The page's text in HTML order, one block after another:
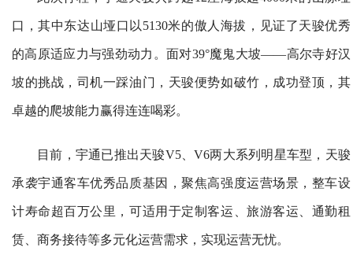
口，其中东达山垭口以5130米的傲人海拔，见证了天骏优秀
的高原适应力与强劲动力。面对39°魔鬼大坡——高尔寺好汉
坡的挑战，司机一踩油门，天骏便势如破竹，成功登顶，其
卓越的爬坡能力赢得连连喝彩。
目前，宇通已推出天骏V5、V6两大系列明星车型，天骏
承袭宇通客车优秀品质基因，聚焦高强度运营场景，整车设
计寿命超百万公里，可适用于定制客运、旅游客运、通勤租
赁、商务接待等多元化运营需求，实现运营无忧。